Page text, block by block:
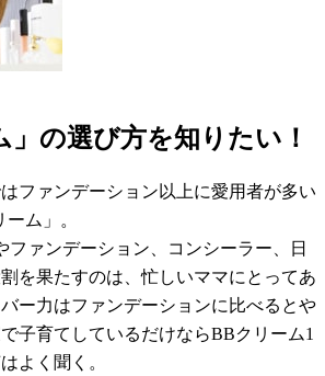
」の選び方を知りたい！
ファンデーション以上に愛用者が多い
ム」。
ファンデーション、コンシーラー、日
を果たすのは、忙しいママにとってあ
ー力はファンデーションに比べるとや
子育てしているだけならBBクリーム1
よく聞く。